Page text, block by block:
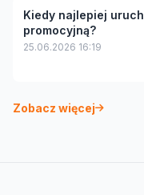
Kiedy najlepiej
promocyjną?
25.06.2026 16:19
Zobacz więcej